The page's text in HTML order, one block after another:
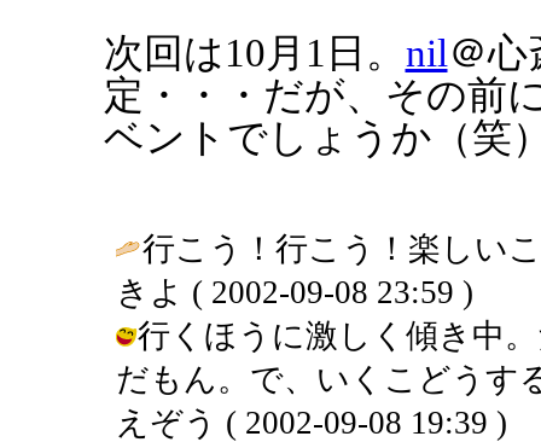
次回は10月1日。 nil＠
定・・・だが、その前
ベントでしょうか（笑
行こう！行こう！楽しい
きよ ( 2002-09-08 23:59 )
行くほうに激しく傾き中
だもん。で、いくこどうす
えぞう ( 2002-09-08 19:39 )